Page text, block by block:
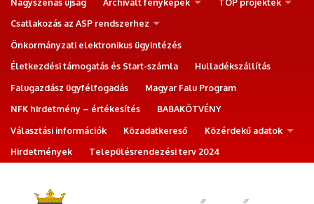
Csatlakozás az ASP rendszerhez
Önkormányzati elektronikus ügyintézés
Életkezdési támogatás és Start-számla
Hulladékszállítás
Falugazdász ügyfélfogadás
Magyar Falu Program
NFK hirdetmény – értékesítés
BABAKÖTVÉNY
Választási információk
Közadatkereső
Közérdekű adatok
Hirdetmények
Településrendezési terv 2024